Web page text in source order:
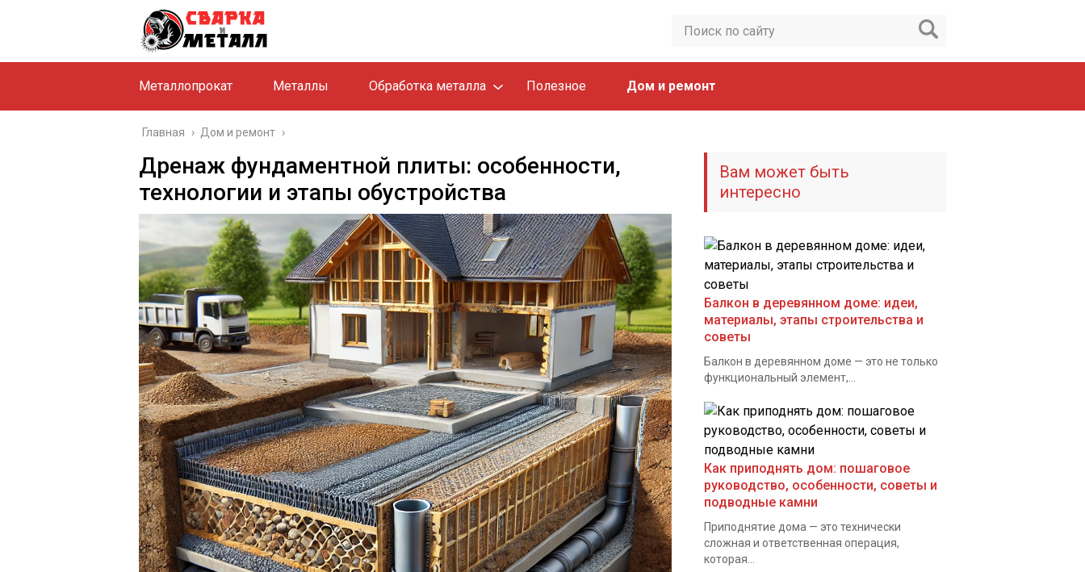
Металлопрокат Металлы Обработка металла Полезное Дом и ремонт
Главная › Дом и ремонт ›
Дренаж фундаментной плиты: особенности,
технологии и этапы обустройства
Вам может быть
интересно
Балкон в деревянном доме: идеи,
материалы, этапы строительства и
советы
Балкон в деревянном доме — это не только
функциональный элемент,...
Как приподнять дом: пошаговое
руководство, особенности, советы и
подводные камни
Приподнятие дома — это технически
сложная и ответственная операция,
которая...